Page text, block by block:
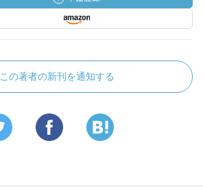
この著者の新刊を通知する